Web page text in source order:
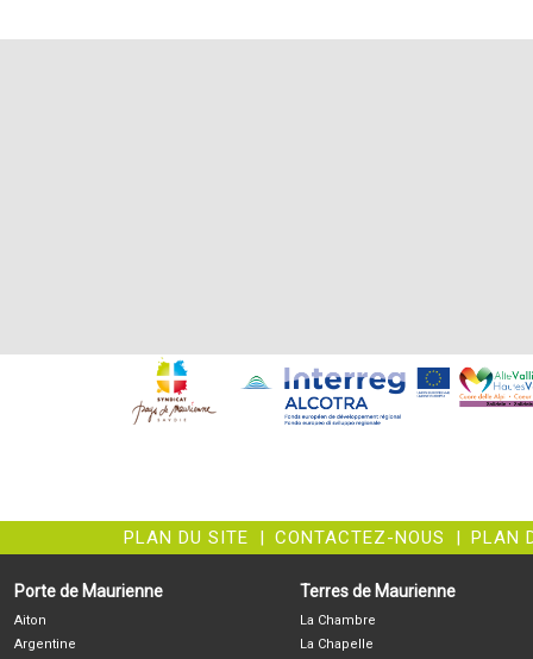
PLAN DU SITE | CONTACTEZ-NOUS | PLAN
Porte de Maurienne
Aiton
Argentine
Terres de Maurienne
La Chambre
La Chapelle